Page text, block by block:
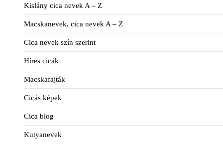
Kislány cica nevek A – Z
Macskanevek, cica nevek A – Z
Cica nevek szín szerint
Híres cicák
Macskafajták
Cicás képek
Cica blog
Kutyanevek